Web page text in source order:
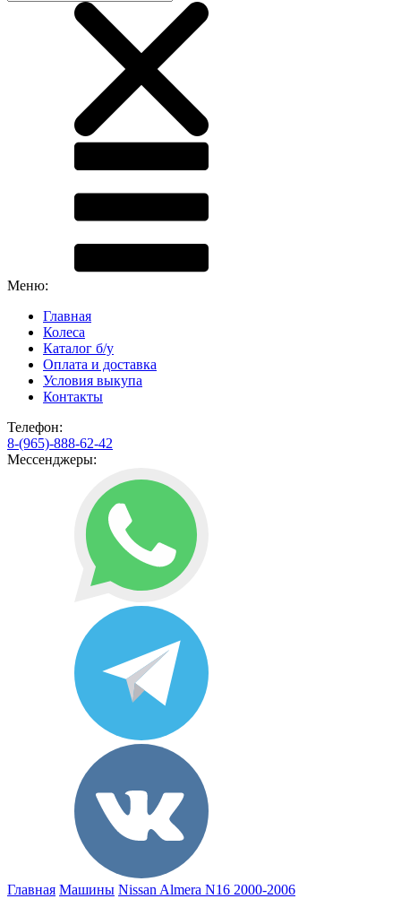
Меню:
Главная
Колеса
Каталог б/у
Оплата и доставка
Условия выкупа
Контакты
Телефон:
8-(965)-888-62-42
Мессенджеры:
Главная Машины Nissan Almera N16 2000-2006